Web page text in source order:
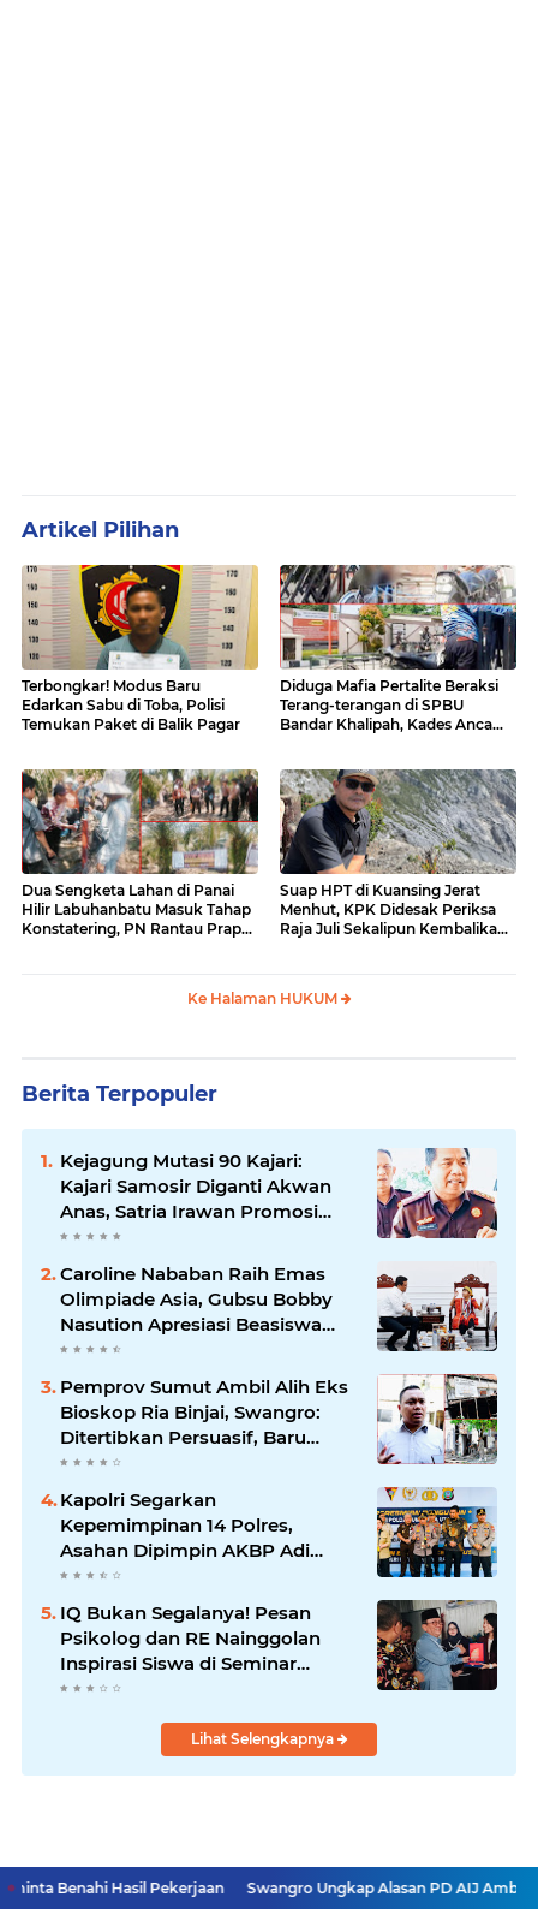
Artikel Pilihan
Terbongkar! Modus Baru
Edarkan Sabu di Toba, Polisi
Temukan Paket di Balik Pagar
Diduga Mafia Pertalite Beraksi
Terang-terangan di SPBU
Bandar Khalipah, Kades Ancam
Dua Sengketa Lahan di Panai
Hilir Labuhanbatu Masuk Tahap
Konstatering, PN Rantau Prapat
Suap HPT di Kuansing Jerat
Menhut, KPK Didesak Periksa
Raja Juli Sekalipun Kembalikan
Ke Halaman HUKUM
Berita Terpopuler
Kejagung Mutasi 90 Kajari:
Kajari Samosir Diganti Akwan
Anas, Satria Irawan Promosi
Kemana?
Caroline Nababan Raih Emas
Olimpiade Asia, Gubsu Bobby
Nasution Apresiasi Beasiswa
dan Bimbel
Pemprov Sumut Ambil Alih Eks
Bioskop Ria Binjai, Swangro:
Ditertibkan Persuasif, Baru
Kelola dengan Baik
Kapolri Segarkan
Kepemimpinan 14 Polres,
Asahan Dipimpin AKBP Adi
Dharma Pramudhita
IQ Bukan Segalanya! Pesan
Psikolog dan RE Nainggolan
Inspirasi Siswa di Seminar
MPKW
Lihat Selengkapnya
Hasil Pekerjaan Swangro Ungkap Alasan PD AIJ Ambil Alih Lima